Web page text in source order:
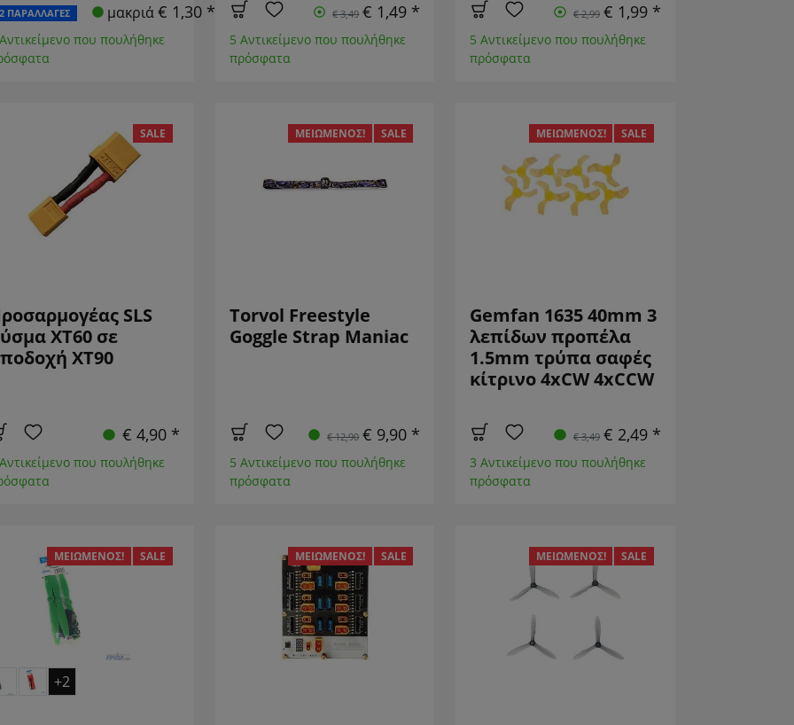
μακριά€ 1,30 *
2 ΠΑΡΑΛΛΑΓΈΣ
που πουλήθηκε
€ 3,49 € 1,49 *
5 Αντικείμενο που πουλήθηκε
πρόσφατα
€ 2,99 € 1,99 *
5 Αντικείμενο που πουλήθηκε
πρόσφατα
SALE
SLS
XT60 σε
XT90
€ 4,90 *
που πουλήθηκε
ΜΕΙΩΜΈΝΟΣ! SALE
Torvol Freestyle
Goggle Strap Maniac
€ 12,90 € 9,90 *
5 Αντικείμενο που πουλήθηκε
πρόσφατα
ΜΕΙΩΜΈΝΟΣ! SALE
Gemfan 1635 40mm 3
λεπίδων προπέλα
1.5mm τρύπα σαφές
κίτρινο 4xCW 4xCCW
€ 3,49 € 2,49 *
3 Αντικείμενο που πουλήθηκε
πρόσφατα
ΜΕΙΩΜΈΝΟΣ! SALE
+2
ΜΕΙΩΜΈΝΟΣ! SALE ΜΕΙΩΜΈΝΟΣ! SALE